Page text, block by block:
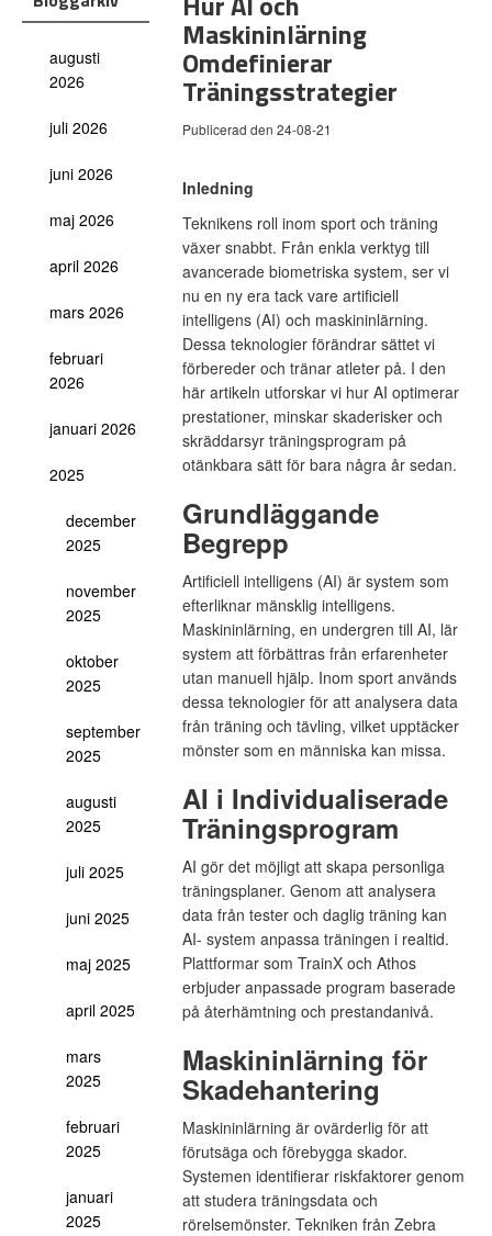
augusti
2026
juli 2026
juni 2026
maj 2026
april 2026
mars 2026
februari
2026
januari 2026
2025
december
2025
november
2025
oktober
2025
september
2025
augusti
2025
juli 2025
juni 2025
maj 2025
april 2025
mars
2025
februari
2025
januari
2025
Maskininlärning
Omdefinierar
Träningsstrategier
Publicerad den 24-08-21
Inledning
Teknikens roll inom sport och träning
växer snabbt. Från enkla verktyg till
avancerade biometriska system, ser vi
nu en ny era tack vare artificiell
intelligens (AI) och maskininlärning.
Dessa teknologier förändrar sättet vi
förbereder och tränar atleter på. I den
här artikeln utforskar vi hur AI optimerar
prestationer, minskar skaderisker och
skräddarsyr träningsprogram på
otänkbara sätt för bara några år sedan.
Grundläggande
Begrepp
Artificiell intelligens (AI) är system som
efterliknar mänsklig intelligens.
Maskininlärning, en undergren till AI, lär
system att förbättras från erfarenheter
utan manuell hjälp. Inom sport används
dessa teknologier för att analysera data
från träning och tävling, vilket upptäcker
mönster som en människa kan missa.
AI i Individualiserade
Träningsprogram
AI gör det möjligt att skapa personliga
träningsplaner. Genom att analysera
data från tester och daglig träning kan
AI- system anpassa träningen i realtid.
Plattformar som TrainX och Athos
erbjuder anpassade program baserade
på återhämtning och prestandanivå.
Maskininlärning för
Skadehantering
Maskininlärning är ovärderlig för att
förutsäga och förebygga skador.
Systemen identifierar riskfaktorer genom
att studera träningsdata och
rörelsemönster. Tekniken från Zebra